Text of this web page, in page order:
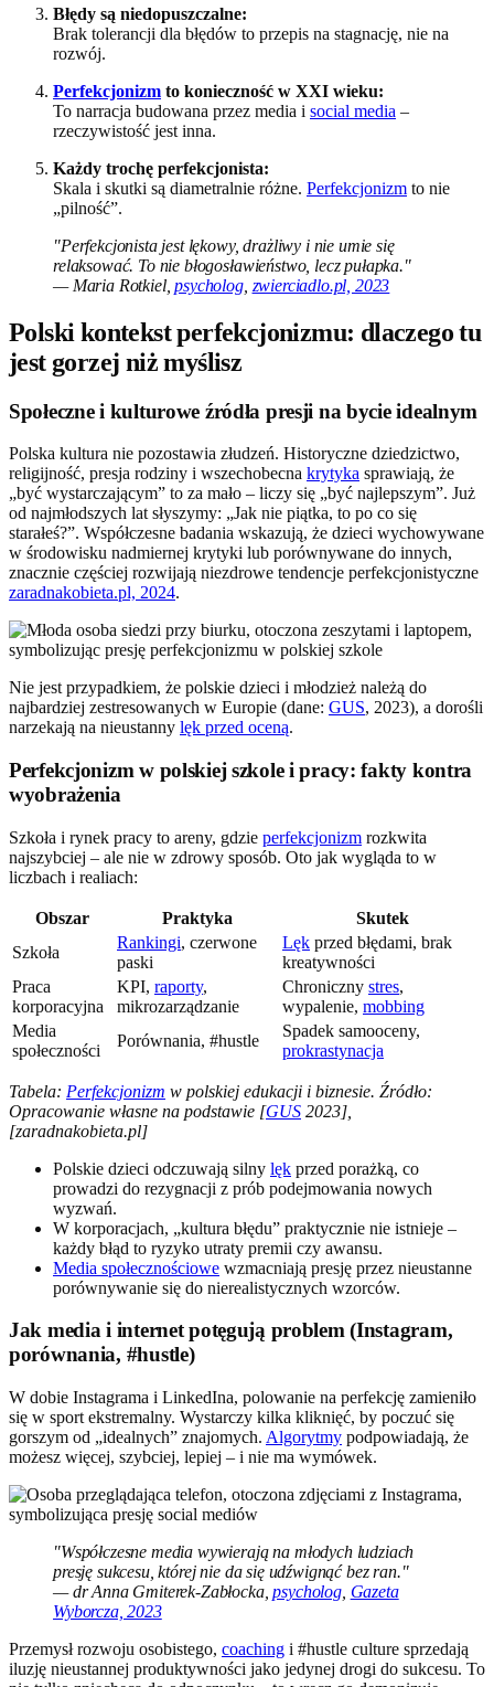
Błędy są niedopuszczalne:
Brak tolerancji dla błędów to przepis na stagnację, nie na
rozwój.
Perfekcjonizm to konieczność w XXI wieku:
To narracja budowana przez media i social media –
rzeczywistość jest inna.
Każdy trochę perfekcjonista:
Skala i skutki są diametralnie różne. Perfekcjonizm to nie
„pilność”.
"Perfekcjonista jest lękowy, drażliwy i nie umie się
relaksować. To nie błogosławieństwo, lecz pułapka."
— Maria Rotkiel,psycholog, zwierciadlo.pl, 2023
Polski kontekst perfekcjonizmu: dlaczego tu
jest gorzej niż myślisz
Społeczne i kulturowe źródła presji na bycie idealnym
Polska kultura nie pozostawia złudzeń. Historyczne dziedzictwo,
religijność, presja rodziny i wszechobecna krytyka sprawiają, że
„być wystarczającym” to za mało – liczy się „być najlepszym”. Już
od najmłodszych lat słyszymy: „Jak nie piątka, to po co się
starałeś?”. Współczesne badania wskazują, że dzieci wychowywane
w środowisku nadmiernej krytyki lub porównywane do innych,
znacznie częściej rozwijają niezdrowe tendencje perfekcjonistyczne
zaradnakobieta.pl, 2024.
Nie jest przypadkiem, że polskie dzieci i młodzież należą do
najbardziej zestresowanych w Europie (dane: GUS, 2023), a dorośli
narzekają na nieustanny lęk przed oceną.
Perfekcjonizm w polskiej szkole i pracy: fakty kontra
wyobrażenia
Szkoła i rynek pracy to areny, gdzie perfekcjonizm rozkwita
najszybciej – ale nie w zdrowy sposób. Oto jak wygląda to w
liczbach i realiach:
Obszar Praktyka
Skutek
Szkoła
Rankingi, czerwone
paski
Lęk przed błędami, brak
kreatywności
Praca
korporacyjna
KPI, raporty,
mikrozarządzanie
Chroniczny stres,
wypalenie, mobbing
Media
społeczności
Porównania, #hustle
Spadek samooceny,
prokrastynacja
Tabela: Perfekcjonizm w polskiej edukacji i biznesie. Źródło:
Opracowanie własne na podstawie [GUS 2023],
[zaradnakobieta.pl]
Polskie dzieci odczuwają silny lęk przed porażką, co
prowadzi do rezygnacji z prób podejmowania nowych
wyzwań.
W korporacjach, „kultura błędu” praktycznie nie istnieje –
każdy błąd to ryzyko utraty premii czy awansu.
Media społecznościowe wzmacniają presję przez nieustanne
porównywanie się do nierealistycznych wzorców.
Jak media i internet potęgują problem (Instagram,
porównania, #hustle)
W dobie Instagrama i LinkedIna, polowanie na perfekcję zamieniło
się w sport ekstremalny. Wystarczy kilka kliknięć, by poczuć się
gorszym od „idealnych” znajomych. Algorytmy podpowiadają, że
możesz więcej, szybciej, lepiej – i nie ma wymówek.
"Współczesne media wywierają na młodych ludziach
presję sukcesu, której nie da się udźwignąć bez ran."
— dr Anna Gmiterek-Zabłocka,psycholog, Gazeta
Wyborcza, 2023
Przemysł rozwoju osobistego, coaching i #hustle culture sprzedają
iluzję nieustannej produktywności jako jedynej drogi do sukcesu. To